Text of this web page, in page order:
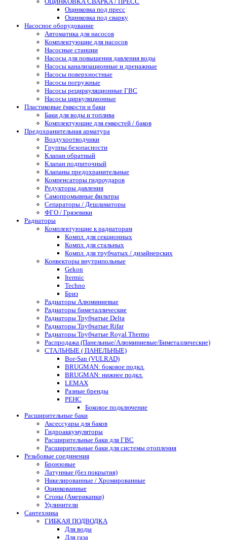
Оцинковка под пресс
Оцинковка под сварку
Насосное оборудование
Автоматика для насосов
Комплектующие для насосов
Насосные станции
Насосы для повышения давления воды
Насосы канализационные и дренажные
Насосы поверхностные
Насосы погружные
Насосы рециркуляционные ГВС
Насосы циркуляционные
Пластиковые ёмкости и баки
Баки для воды и топлива
Комплектующие для емкостей / баков
Предохранительная арматура
Воздухоотводчики
Группы безопасности
Клапан обратный
Клапан подпиточный
Клапаны предохранительные
Компенсаторы гидроударов
Редукторы давления
Самопромывные фильтры
Сепараторы / Дешламаторы
ФГО / Грязевики
Радиаторы
Комплектующие к радиаторам
Компл. для секционных
Компл. для стальных
Компл. для трубчатых / дизайнерских
Конвекторы внутрипольные
Gekon
Itermic
Techno
Бриз
Радиаторы Алюминиевые
Радиаторы биметаллические
Радиаторы Трубчатые Delta
Радиаторы Трубчатые Rifar
Радиаторы Трубчатые Royal Thermo
Распродажа (Панельные/Алюминиевые/Биметаллические)
СТАЛЬНЫЕ ( ПАНЕЛЬНЫЕ)
Bor-San (VULRAD)
BRUGMAN: боковое подкл.
BRUGMAN: нижнее подкл.
LEMAX
Разные бренды
РЕНС
Боковое подключение
Расширительные баки
Аксессуары для баков
Гидроаккумуляторы
Расширительные баки для ГВС
Расширительные баки для системы отопления
Резьбовые соединения
Бронзовые
Латунные (без покрытия)
Никелированные / Хромированные
Оцинкованные
Сгоны (Американки)
Удлинители
Сантехника
ГИБКАЯ ПОДВОДКА
Для воды
Для газа